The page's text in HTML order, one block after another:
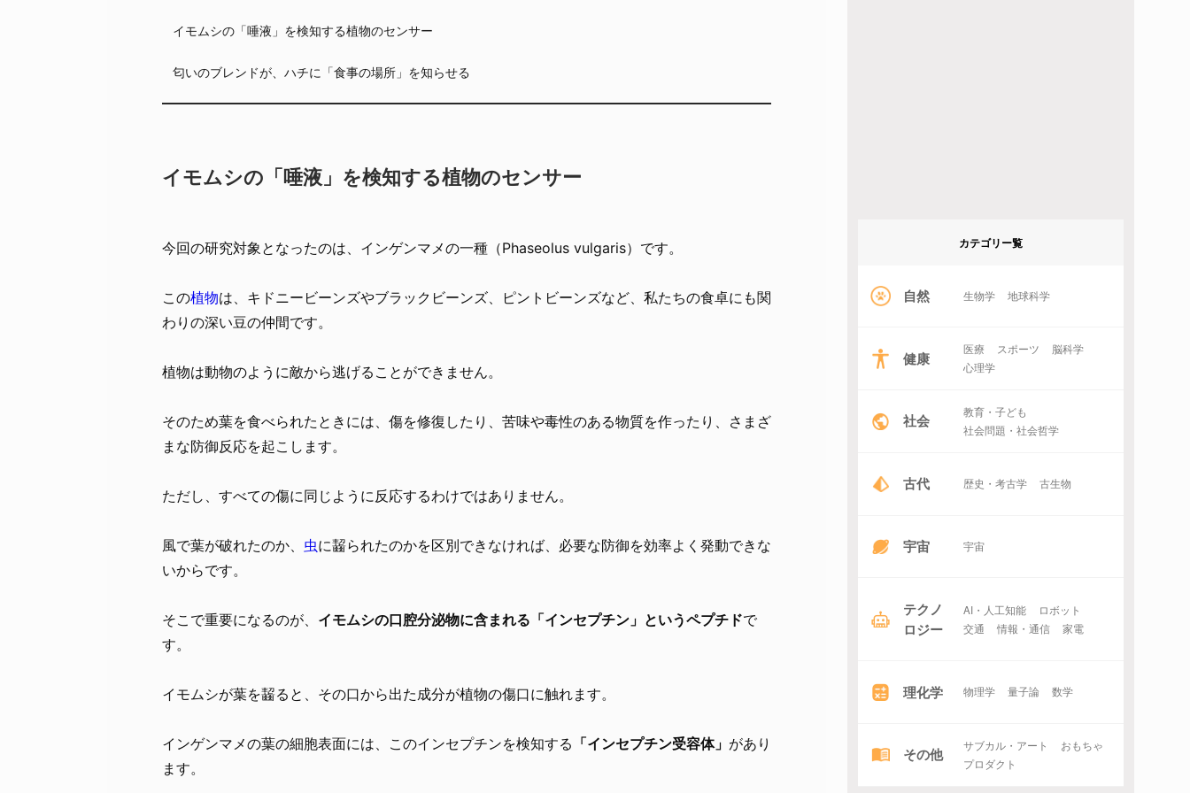
イモムシの「唾液」を検知する植物のセンサー
匂いのブレンドが、ハチに「食事の場所」を知らせる
イモムシの「唾液」を検知する植物のセンサー
今回の研究対象となったのは、インゲンマメの一種（Phaseolus vulgaris）です。
この植物は、キドニービーンズやブラックビーンズ、ピントビーンズなど、私たちの食卓にも関
わりの深い豆の仲間です。
植物は動物のように敵から逃げることができません。
そのため葉を食べられたときには、傷を修復したり、苦味や毒性のある物質を作ったり、さまざ
まな防御反応を起こします。
ただし、すべての傷に同じように反応するわけではありません。
風で葉が破れたのか、 虫に齧られたのかを区別できなければ、必要な防御を効率よく発動できな
いからです。
そこで重要になるのが、 イモムシの口腔分泌物に含まれる「インセプチン」というペプチドで
す。
イモムシが葉を齧ると、その口から出た成分が植物の傷口に触れます。
インゲンマメの葉の細胞表面には、このインセプチンを検知する 「インセプチン受容体」 があり
ます。
カテゴリー覧
自然 生物学 地球科学
健康 医療 スポーツ
脳科学
心理学
社会
教育・子ども
社会問題・社会哲学
古代 歴史・考古学 古生物
宇宙 宇宙
テクノ
ロジー
AI・人工知能
ロボット
交通
情報・通信 家電
理化学 物理学 量子論 数学
その他 サブカル・アート
おもちゃ
プロダクト